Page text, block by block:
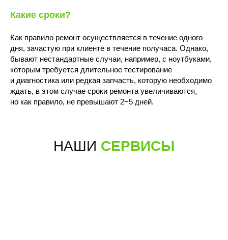
Какие сроки?
Как правило ремонт осуществляется в течение одного
дня, зачастую при клиенте в течение получаса. Однако,
бывают нестандартные случаи, например, с ноутбуками,
которым требуется длительное тестирование
и диагностика или редкая запчасть, которую необходимо
ждать, в этом случае сроки ремонта увеличиваются,
но как правило, не превышают 2−5 дней.
НАШИ СЕРВИСЫ
Волжский бульвар, 7
м.Текстильщики
10:00 - 21:00